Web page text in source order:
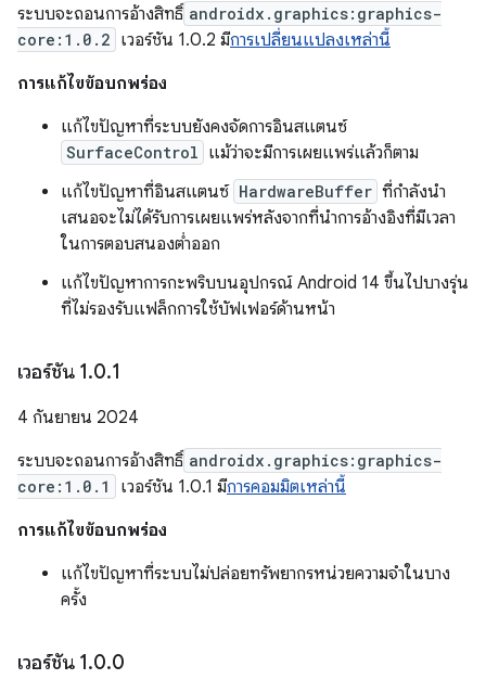
ระบบจะถอนการอ้างสิทธิ์ androidx.graphics:graphics-
core:1.0.2 เวอร์ชัน 1.0.2 มีการเปลี่ยนแปลงเหล่านี้
การแก้ไขข้อบกพร่อง
แก้ไขปัญหาที่ระบบยังคงจัดการอินสแตนซ์
SurfaceControl แม้ว่าจะมีการเผยแพร่แล้วก็ตาม
แก้ไขปัญหาที่อินสแตนซ์ HardwareBuffer ที่กำลังนำ
เสนอจะไม่ได้รับการเผยแพร่หลังจากที่นำการอ้างอิงที่มีเวลา
ในการตอบสนองต่ำออก
แก้ไขปัญหาการกะพริบบนอุปกรณ์ Android 14 ขึ้นไปบางรุ่น
ที่ไม่รองรับแฟล็กการใช้บัฟเฟอร์ด้านหน้า
เวอร์ชัน 1.0.1
4 กันยายน 2024
ระบบจะถอนการอ้างสิทธิ์ androidx.graphics:graphics-
core:1.0.1
เวอร์ชัน 1.0.1 มีการคอมมิตเหล่านี้
การแก้ไขข้อบกพร่อง
แก้ไขปัญหาที่ระบบไม่ปล่อยทรัพยากรหน่วยความจำในบาง
ครั้ง
เวอร์ชัน 1.0.0